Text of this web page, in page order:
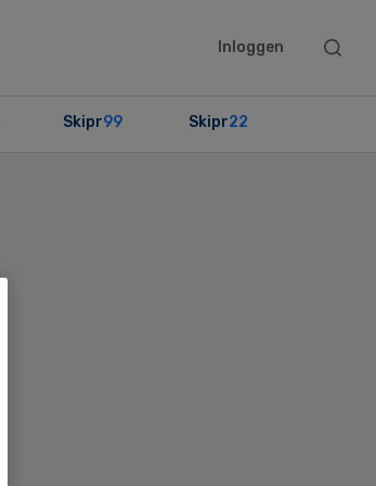
Inloggen
Search
Skipr99 Skipr22